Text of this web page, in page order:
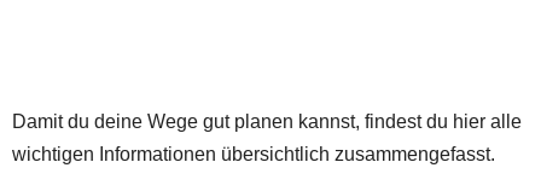
Damit du deine Wege gut planen kannst, findest du hier alle
wichtigen Informationen übersichtlich zusammengefasst.